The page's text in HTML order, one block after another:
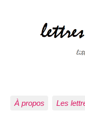
À propos Les